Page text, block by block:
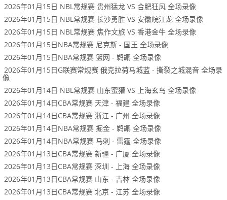
2026年01月15日 NBL常规赛 贵州猛龙 VS 合肥狂风 全场录像
2026年01月15日 NBL常规赛 长沙勇胜 VS 安徽皖江龙 全场录像
2026年01月15日 NBL常规赛 焦作文旅 VS 香港金牛 全场录像
2026年01月15日NBA常规赛 尼克斯 - 国王 全场录像
2026年01月15日NBA常规赛 篮网 - 鹈鹕 全场录像
2026年01月15日G联赛常规赛 俄克拉荷马城蓝 - 撕裂之城混音 全场录
像
2026年01月14日 NBL常规赛 山东蜜獾 VS 上海玄鸟 全场录像
2026年01月14日CBA常规赛 天津 - 福建 全场录像
2026年01月14日CBA常规赛 浙江 - 广州 全场录像
2026年01月14日NBA常规赛 掘金 - 鹈鹕 全场录像
2026年01月14日NBA常规赛 马刺 - 雷霆 全场录像
2026年01月13日CBA常规赛 新疆 - 广厦 全场录像
2026年01月13日CBA常规赛 深圳 - 上海 全场录像
2026年01月13日CBA常规赛 山东 - 吉林 全场录像
2026年01月13日CBA常规赛 北京 - 江苏 全场录像